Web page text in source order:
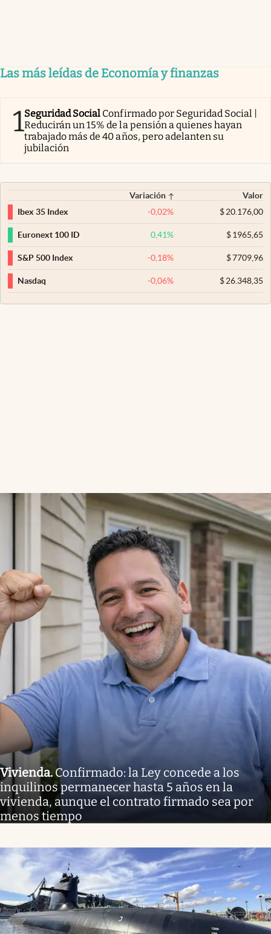
Las más leídas de Economía y finanzas
1Seguridad Social Confirmado por Seguridad Social |
Reducirán un 15% de la pensión a quienes hayan
trabajado más de 40 años, pero adelanten su
jubilación
Variación
Valor
Ibex 35 Index
-0,02% $20.176,00
Euronext 100 ID 0,41% $1965,65
S&P 500 Index -0,18% $7709,96
Nasdaq -0,06% $26.348,35
Vivienda.Confirmado: la Ley concede a los
inquilinos permanecer hasta 5 años en la
vivienda, aunque el contrato firmado sea por
menos tiempo